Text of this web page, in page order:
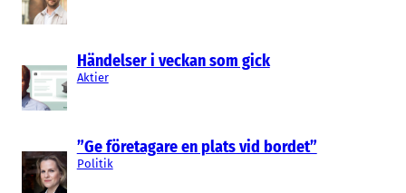
Händelser i veckan som gick
Aktier
”Ge företagare en plats vid bordet”
Politik